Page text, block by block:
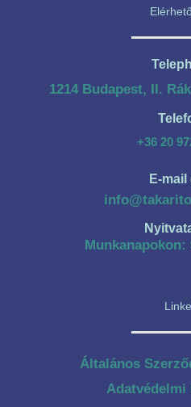
1214 Budapest, II.
+36 20
E-mail
Általános
Adatvédelmi